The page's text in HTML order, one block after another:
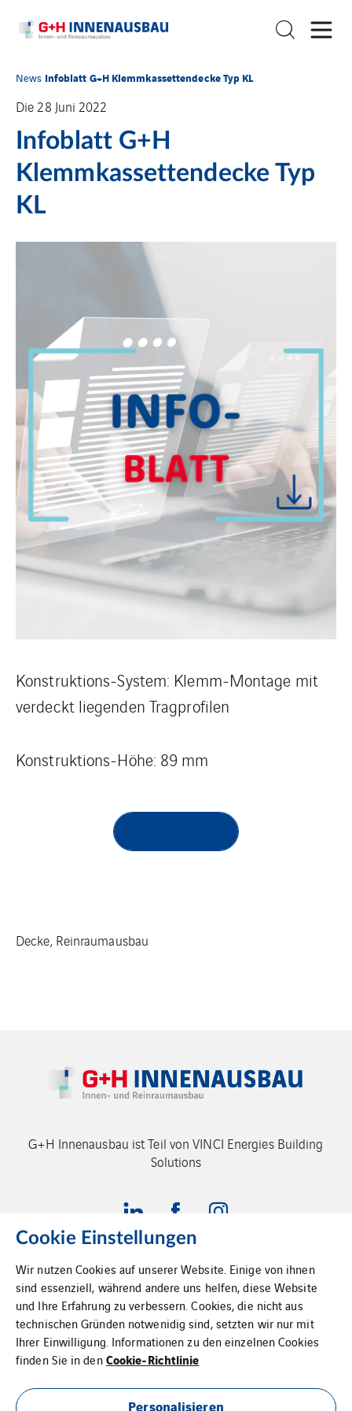
News Infoblatt G+H Klemmkassettendecke Typ KL
Die 28 Juni 2022
Infoblatt G+H
Klemmkassettendecke Typ
KL
Konstruktions-System: Klemm-Montage mit
verdeckt liegenden Tragprofilen
Konstruktions-Höhe: 89 mm
Decke, Reinraumausbau
G+H Innenausbau ist Teil von VINCI Energies Building
Solutions
Impressum
Datenschutz
Cookies
Sitemap
Cookie Einstellungen
Wir nutzen Cookies auf unserer Website. Einige von ihnen
sind essenziell, während andere uns helfen, diese Website
und Ihre Erfahrung zu verbessern. Cookies, die nicht aus
technischen Gründen notwenidig sind, setzten wir nur mit
Ihrer Einwilligung. Informationen zu den einzelnen Cookies
finden Sie in denCookie-Richtlinie
Personalisieren